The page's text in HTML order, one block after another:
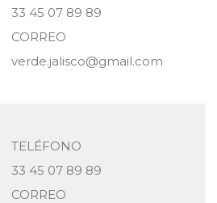
33 45 07 89 89
CORREO
verde.jalisco@gmail.com
TELÉFONO
33 45 07 89 89
CORREO